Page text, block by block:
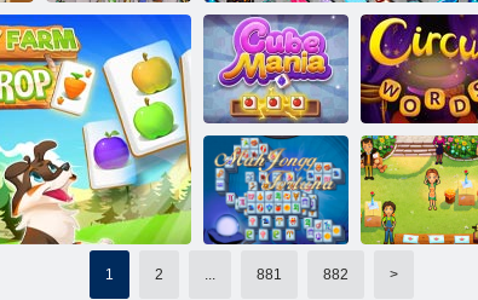
Fruita écraser
Mahjong papillon
Papillon kyodai
hd
Manie cube Mots de cirque
1 2 ... 881 882 >